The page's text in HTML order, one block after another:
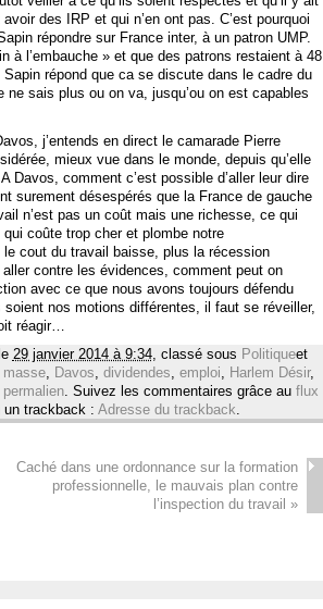
des IRP et qui n’en ont pas. C’est pourquoi
répondre sur France inter, à un patron UMP.
à l’embauche » et que des patrons restaient à 48
répond que ca se discute dans le cadre du
ne sais plus ou on va, jusqu’ou on est capables
j’entends en direct le camarade Pierre
mieux vue dans le monde, depuis qu’elle
Davos, comment c’est possible d’aller leur dire
surement désespérés que la France de gauche
n’est pas un coût mais une richesse, ce qui
coûte trop cher et plombe notre
cout du travail baisse, plus la récession
contre les évidences, comment peut on
avec ce que nous avons toujours défendu
nos motions différentes, il faut se réveiller,
réagir…
29 janvier 2014 à 9:34, classé sous Politiqueet
masse, Davos, dividendes, emploi, Harlem Désir,
permalien. Suivez les commentaires grâce au flux
trackback : Adresse du trackback.
Caché dans une ordonnance sur la formation
professionnelle, le mauvais plan contre
l’inspection du travail»